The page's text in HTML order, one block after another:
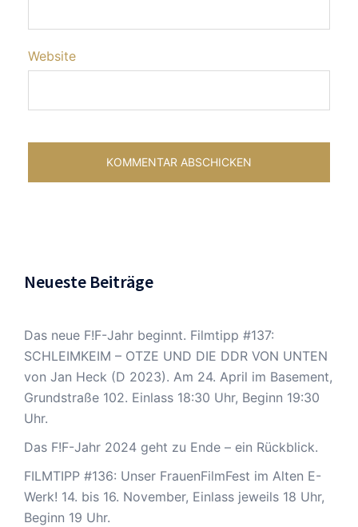
Website
Neueste Beiträge
Das neue F!F-Jahr beginnt. Filmtipp #137:
SCHLEIMKEIM – OTZE UND DIE DDR VON UNTEN
von Jan Heck (D 2023). Am 24. April im Basement,
Grundstraße 102. Einlass 18:30 Uhr, Beginn 19:30
Uhr.
Das F!F-Jahr 2024 geht zu Ende – ein Rückblick.
FILMTIPP #136: Unser FrauenFilmFest im Alten E-
Werk! 14. bis 16. November, Einlass jeweils 18 Uhr,
Beginn 19 Uhr.